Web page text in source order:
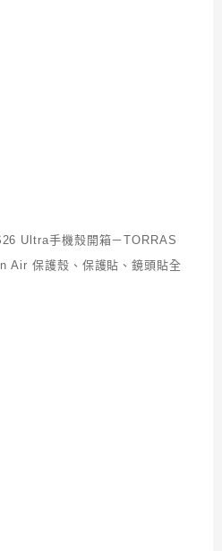
Ultra手機殼開箱－TORRAS
Air 保護殼、保護貼、鏡頭貼全